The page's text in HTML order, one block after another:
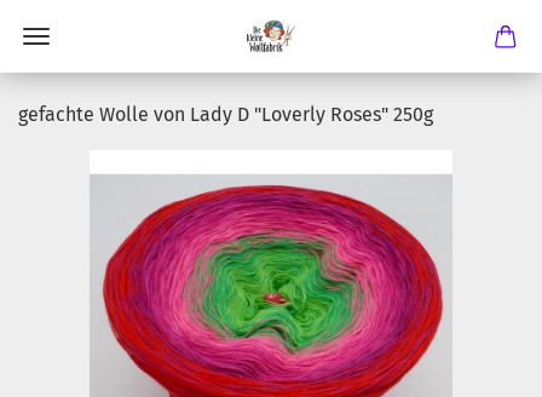
gefachte Wolle von Lady D "Loverly Roses" 250g